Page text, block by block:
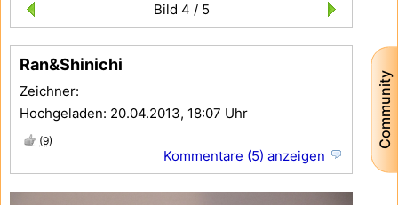
Community
Bild 4 / 5
Ran&Shinichi
Zeichner:
Hochgeladen: 20.04.2013, 18:07 Uhr
(9)
Kommentare (5) anzeigen